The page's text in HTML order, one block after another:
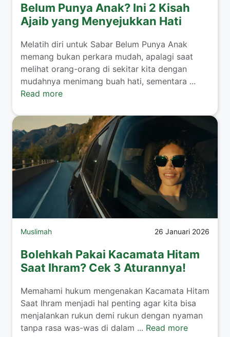
Belum Punya Anak? Ini 2 Kisah
Ajaib yang Menyejukkan Hati
​Melatih diri untuk Sabar Belum Punya Anak
memang bukan perkara mudah, apalagi saat
melihat orang-orang di sekitar kita dengan
mudahnya menimang buah hati, sementara ...
Read more
Muslimah 26 Januari 2026
Bolehkah Pakai Kacamata Hitam
Saat Ihram? Cek 3 Aturannya!
​Memahami hukum mengenakan Kacamata Hitam
Saat Ihram menjadi hal penting agar kita bisa
menjalankan rukun demi rukun dengan nyaman
tanpa rasa was-was di dalam ... Read more